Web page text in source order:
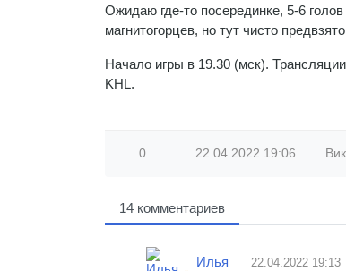
Ожидаю где-то посерединке, 5-6
магнитогорцев, но тут чисто
Начало игры в 19.30 (мск).
KHL.
0 22.04.2022 19:06
14 комментариев
Илья 22.04.2022 19:13